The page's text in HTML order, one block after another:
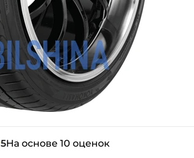
5На основе 10 оценок